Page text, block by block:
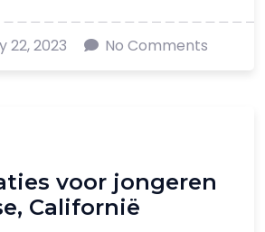
22, 2023 No Comments
voor jongeren
Californië